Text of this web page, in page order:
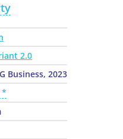
2.0
Business, 2023